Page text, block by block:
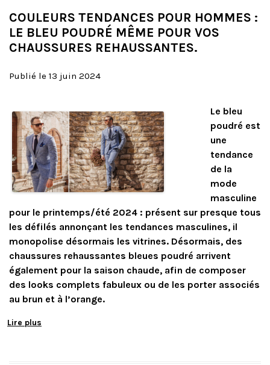
COULEURS TENDANCES POUR HOMMES :
LE BLEU POUDRÉ MÊME POUR VOS
CHAUSSURES REHAUSSANTES.
Publié le 13 juin 2024
Le bleu
poudré est
une
tendance
de la
mode
masculine
pour le printemps/été 2024 : présent sur presque tous
les défilés annonçant les tendances masculines, il
monopolise désormais les vitrines. Désormais, des
chaussures rehaussantes bleues poudré arrivent
également pour la saison chaude, afin de composer
des looks complets fabuleux ou de les porter associés
au brun et à l’orange.
Lire plus